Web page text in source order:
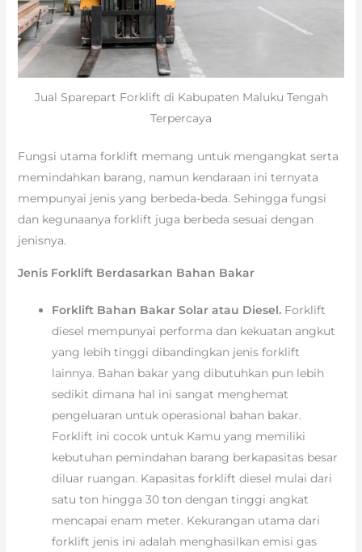
Jual Sparepart Forklift di Kabupaten Maluku Tengah
Terpercaya
Fungsi utama forklift memang untuk mengangkat serta
memindahkan barang, namun kendaraan ini ternyata
mempunyai jenis yang berbeda-beda. Sehingga fungsi
dan kegunaanya forklift juga berbeda sesuai dengan
jenisnya.
Jenis Forklift Berdasarkan Bahan Bakar
Forklift Bahan Bakar Solar atau Diesel. Forklift
diesel mempunyai performa dan kekuatan angkut
yang lebih tinggi dibandingkan jenis forklift
lainnya. Bahan bakar yang dibutuhkan pun lebih
sedikit dimana hal ini sangat menghemat
pengeluaran untuk operasional bahan bakar.
Forklift ini cocok untuk Kamu yang memiliki
kebutuhan pemindahan barang berkapasitas besar
diluar ruangan. Kapasitas forklift diesel mulai dari
satu ton hingga 30 ton dengan tinggi angkat
mencapai enam meter. Kekurangan utama dari
forklift jenis ini adalah menghasilkan emisi gas